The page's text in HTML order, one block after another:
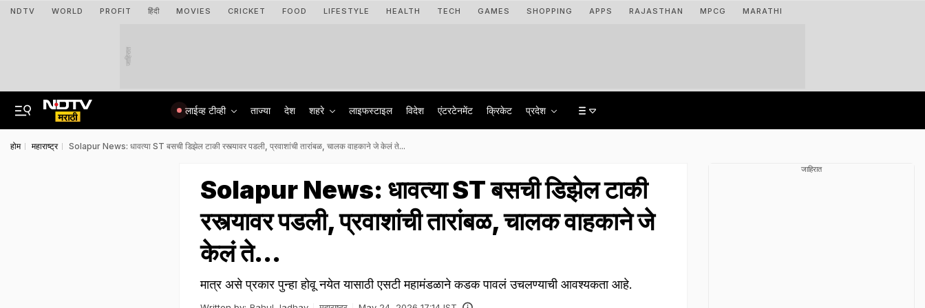
NDTV WORLD PROFIT हिंदी MOVIES CRICKET FOOD LIFESTYLE HEALTH TECH GAMES SHOPPING APPS RAJASTHAN MPCG MARATHI
जाहिरात
लाईव्ह टीव्ही ताज्या देश शहरे लाइफस्टाइल विदेश एंटरटेनमेंट क्रिकेट प्रदेश
होम महाराष्ट्र Solapur News: धावत्या ST बसची डिझेल टाकी रस्त्यावर पडली, प्रवाशांची तारांबळ, चालक वाहकाने जे केलं ते...
Solapur News: धावत्या ST बसची डिझेल टाकी
रस्त्यावर पडली, प्रवाशांची तारांबळ, चालक वाहकाने जे
केलं ते...
मात्र असे प्रकार पुन्हा होवू नयेत यासाठी एसटी महामंडळाने कडक पावलं उचलण्याची आवश्यकता आहे.
जाहिरात